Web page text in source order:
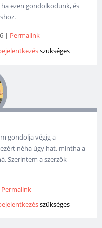
ezen gondolkodunk, és
| Permalink
szükséges
gondolja végig a
néha úgy hat, mintha a
Szerintem a szerzők
Permalink
szükséges